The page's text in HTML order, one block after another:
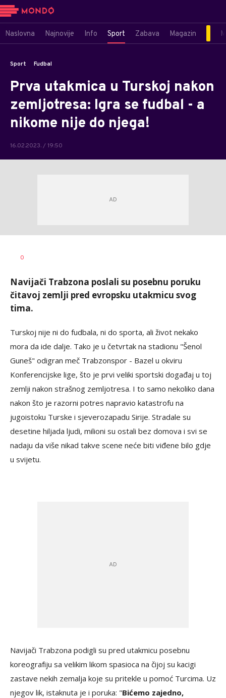
Naslovna Najnovije Info Sport Zabava Magazin
Sport Fudbal
Prva utakmica u Turskoj nakon
zemljotresa: Igra se fudbal - a
nikome nije do njega!
16.02.2023. / 19:50
AUTOR
0
Navijači Trabzona poslali su posebnu poruku
čitavoj zemlji pred evropsku utakmicu svog
tima.
Turskoj nije ni do fudbala, ni do sporta, ali život nekako
mora da ide dalje. Tako je u četvrtak na stadionu "Šenol
Guneš" odigran meč Trabzonspor - Bazel u okviru
Konferencijske lige, što je prvi veliki sportski događaj u toj
zemlji nakon strašnog zemljotresa. I to samo nekoliko dana
nakon što je razorni potres napravio katastrofu na
jugoistoku Turske i sjeverozapadu Sirije. Stradale su
desetine hiljada ljudi, milioni su ostali bez domova i svi se
nadaju da više nikad takve scene neće biti viđene bilo gdje
u svijetu.
Navijači Trabzona podigli su pred utakmicu posebnu
koreografiju sa velikim likom spasioca na čijoj su kacigi
zastave nekih zemalja koje su pritekle u pomoć Turcima. Uz
njegov lik, istaknuta je i poruka: "Bićemo zajedno,